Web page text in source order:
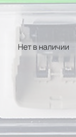
Нет в наличии